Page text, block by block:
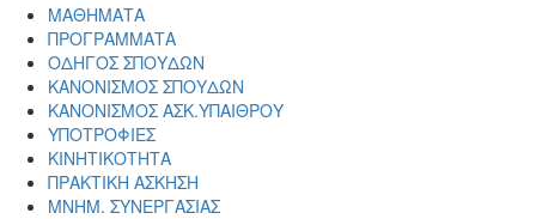
ΜΑΘΗΜΑΤΑ
ΠΡΟΓΡΑΜΜΑΤΑ
ΟΔΗΓΟΣ ΣΠΟΥΔΩΝ
ΚΑΝΟΝΙΣΜΟΣ ΣΠΟΥΔΩΝ
ΚΑΝΟΝΙΣΜΟΣ ΑΣΚ.ΥΠΑΙΘΡΟΥ
ΥΠΟΤΡΟΦΙΕΣ
ΚΙΝΗΤΙΚΟΤΗΤΑ
ΠΡΑΚΤΙΚΗ ΑΣΚΗΣΗ
ΜΝΗΜ. ΣΥΝΕΡΓΑΣΙΑΣ